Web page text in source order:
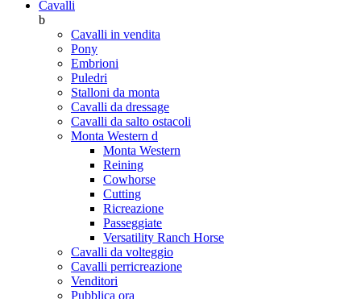
Cavalli
b
Cavalli in vendita
Pony
Embrioni
Puledri
Stalloni da monta
Cavalli da dressage
Cavalli da salto ostacoli
Monta Western d
Monta Western
Reining
Cowhorse
Cutting
Ricreazione
Passeggiate
Versatility Ranch Horse
Cavalli da volteggio
Cavalli perricreazione
Venditori
Pubblica ora